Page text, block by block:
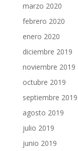
marzo 2020
febrero 2020
enero 2020
diciembre 2019
noviembre 2019
octubre 2019
septiembre 2019
agosto 2019
julio 2019
junio 2019